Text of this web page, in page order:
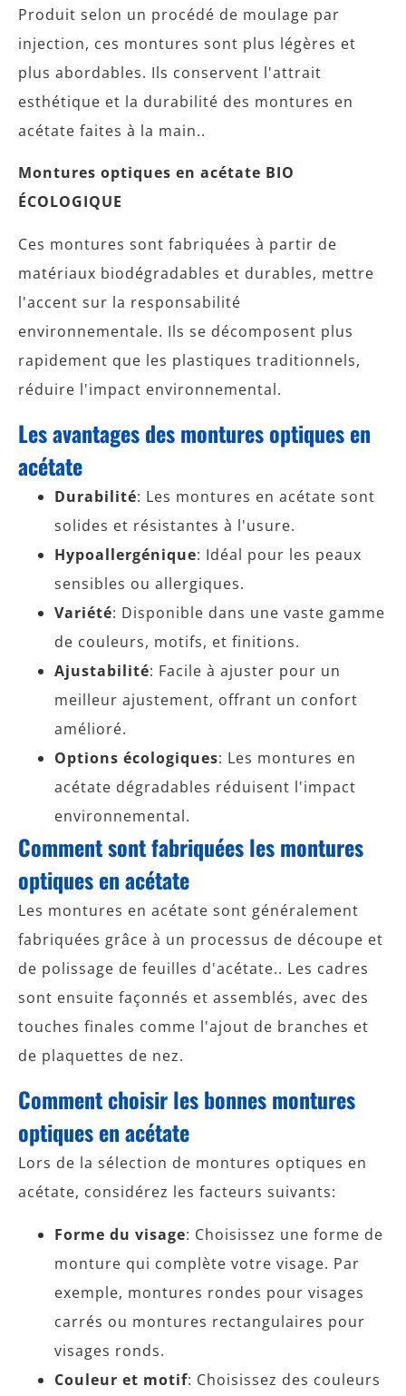
Produit selon un procédé de moulage par
injection, ces montures sont plus légères et
plus abordables. Ils conservent l'attrait
esthétique et la durabilité des montures en
acétate faites à la main..
Montures optiques en acétate BIO
ÉCOLOGIQUE
Ces montures sont fabriquées à partir de
matériaux biodégradables et durables, mettre
l'accent sur la responsabilité
environnementale. Ils se décomposent plus
rapidement que les plastiques traditionnels,
réduire l'impact environnemental.
Les avantages des montures optiques en
acétate
Durabilité: Les montures en acétate sont
solides et résistantes à l'usure.
Hypoallergénique: Idéal pour les peaux
sensibles ou allergiques.
Variété: Disponible dans une vaste gamme
de couleurs, motifs, et finitions.
Ajustabilité: Facile à ajuster pour un
meilleur ajustement, offrant un confort
amélioré.
Options écologiques: Les montures en
acétate dégradables réduisent l'impact
environnemental.
Comment sont fabriquées les montures
optiques en acétate
Les montures en acétate sont généralement
fabriquées grâce à un processus de découpe et
de polissage de feuilles d'acétate.. Les cadres
sont ensuite façonnés et assemblés, avec des
touches finales comme l'ajout de branches et
de plaquettes de nez.
Comment choisir les bonnes montures
optiques en acétate
Lors de la sélection de montures optiques en
acétate, considérez les facteurs suivants:
Forme du visage: Choisissez une forme de
monture qui complète votre visage. Par
exemple, montures rondes pour visages
carrés ou montures rectangulaires pour
visages ronds.
Couleur et motif: Choisissez des couleurs